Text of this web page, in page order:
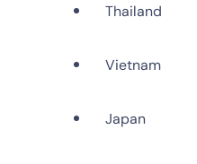
Thailand
Vietnam
Japan